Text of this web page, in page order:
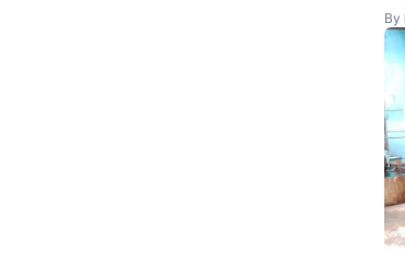
By